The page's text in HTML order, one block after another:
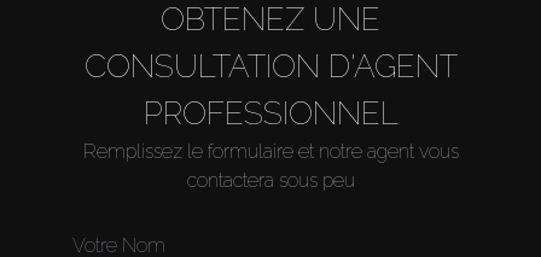
OBTENEZ UNE
CONSULTATION D'AGENT
PROFESSIONNEL
Remplissez le formulaire et notre agent vous
contactera sous peu